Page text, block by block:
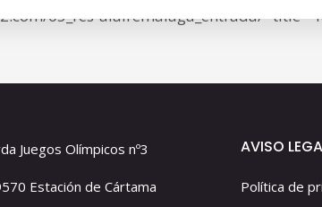
05_res-alairemalaga_entrada/"
Juegos Olímpicos nº3
Estación de Cártama
AVISO
Política de